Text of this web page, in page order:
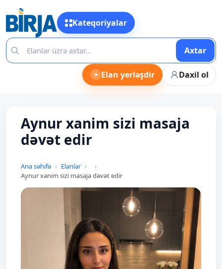
Kateqoriyalar
Axtar
+ Elan yerləşdir Daxil ol
Aynur xanim sizi masaja
dəvət edir
Ana səhifə
Elanlar
Aynur xanim sizi masaja dəvət edir